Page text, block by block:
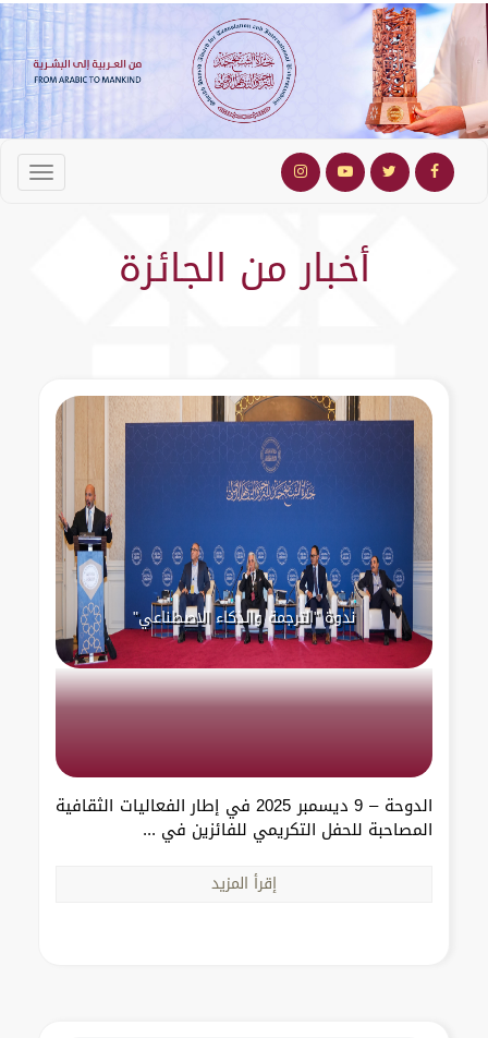
أخبار من الجائزة
ندوة "الترجمة والذكاء الاصطناعي"
الدوحة – 9 ديسمبر 2025 في إطار الفعاليات الثقافية
المصاحبة للحفل التكريمي للفائزين في ...
إقرأ المزيد